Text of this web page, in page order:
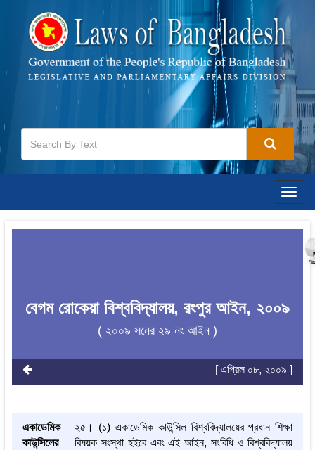
বেগম রোকেয়া বিশ্ববিদ্যালয়, রংপুর আইন, ২০০৯
( ২০০৯ সনের ২৯ নং আইন )
[ এপ্রিল ০৮, ২০০৯ ]
একাডেমিক
কাউন্সিলের
২৫। (১) একাডেমিক কাউন্সিল বিশ্ববিদ্যালয়ের প্রধান শিক্ষা
বিষয়ক সংস্থা হইবে এবং এই আইন, সংবিধি ও বিশ্ববিদ্যালয়